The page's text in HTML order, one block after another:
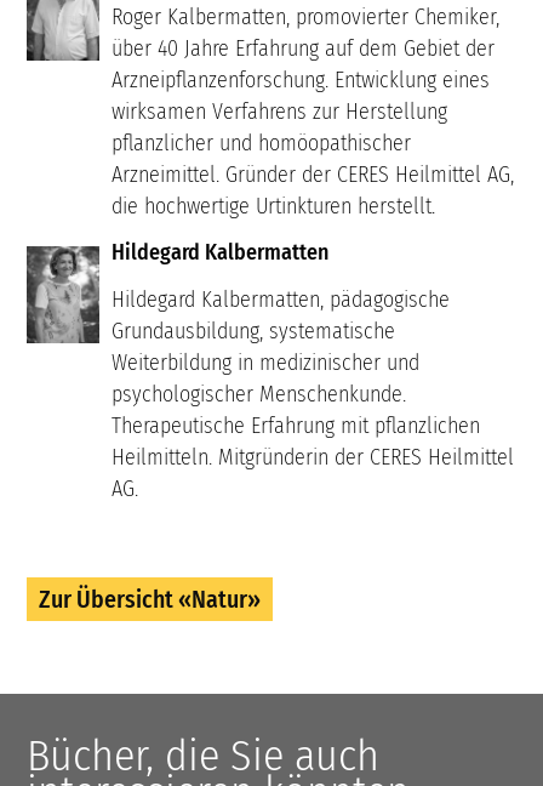
Roger Kalbermatten, promovierter Chemiker,
über 40 Jahre Erfahrung auf dem Gebiet der
Arzneipflanzenforschung. Entwicklung eines
wirksamen Verfahrens zur Herstellung
pflanzlicher und homöopathischer
Arzneimittel. Gründer der CERES Heilmittel AG,
die hochwertige Urtinkturen herstellt.
Hildegard Kalbermatten
Hildegard Kalbermatten, pädagogische
Grundausbildung, systematische
Weiterbildung in medizinischer und
psychologischer Menschenkunde.
Therapeutische Erfahrung mit pflanzlichen
Heilmitteln. Mitgründerin der CERES Heilmittel
AG.
Zur Übersicht «Natur»
Bücher, die Sie auch